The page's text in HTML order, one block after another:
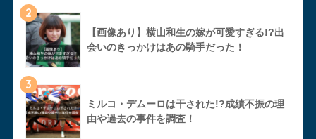
2
【画像あり】横山和生の嫁が可愛すぎる!?出
会いのきっかけはあの騎手だった！
3
ミルコ・デムーロは干された!?成績不振の理
由や過去の事件を調査！